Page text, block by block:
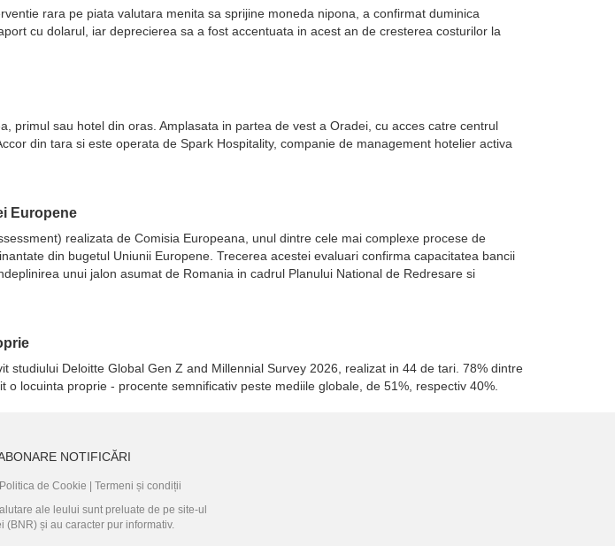
rara pe piata valutara menita sa sprijine moneda nipona, a confirmat duminica
cu dolarul, iar deprecierea sa a fost accentuata in acest an de cresterea costurilor la
primul sau hotel din oras. Amplasata in partea de vest a Oradei, cu acces catre centrul
din tara si este operata de Spark Hospitality, companie de management hotelier activa
Europene
realizata de Comisia Europeana, unul dintre cele mai complexe procese de
din bugetul Uniunii Europene. Trecerea acestei evaluari confirma capacitatea bancii
unui jalon asumat de Romania in cadrul Planului National de Redresare si
Deloitte Global Gen Z and Millennial Survey 2026, realizat in 44 de tari. 78% dintre
locuinta proprie - procente semnificativ peste mediile globale, de 51%, respectiv 40%.
NOTIFICĂRI
Politica de Cookie
Termeni și condiții
ale leului sunt preluate de pe site-ul
(BNR) și au caracter pur informativ.